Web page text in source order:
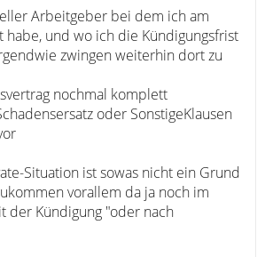
Arbeitgeber bei dem ich am
habe, und wo ich die Kündigungsfrist
zwingen weiterhin dort zu
nochmal komplett
oder SonstigeKlausen
Situation ist sowas nicht ein Grund
vorallem da ja noch im
der Kündigung "oder nach